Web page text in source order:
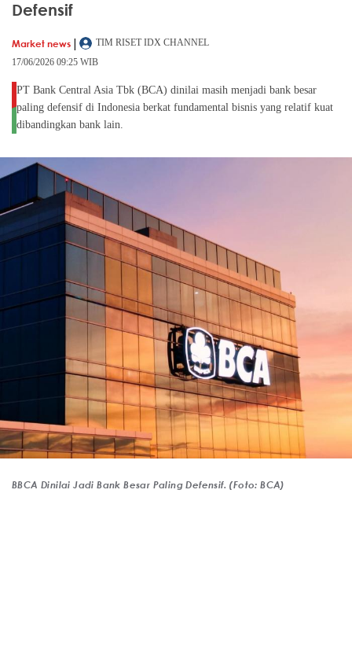
Defensif
Market news |
TIM RISET IDX CHANNEL
17/06/2026 09:25 WIB
PT Bank Central Asia Tbk (BCA) dinilai masih menjadi bank besar
paling defensif di Indonesia berkat fundamental bisnis yang relatif kuat
dibandingkan bank lain.
BBCA Dinilai Jadi Bank Besar Paling Defensif. (Foto: BCA)